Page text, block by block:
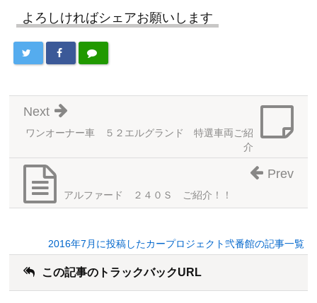
よろしければシェアお願いします
ワンオーナー車 ５２エルグランド 特選車両ご紹
介
Next
アルファード ２４０Ｓ ご紹介！！
Prev
2016年7月に投稿したカープロジェクト弐番館の記事一覧
この記事のトラックバックURL